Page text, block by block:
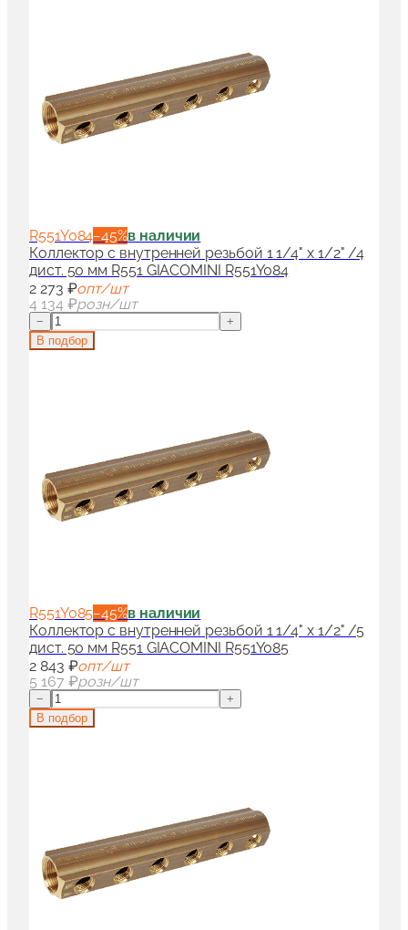
R551Y084−45%в наличии
Коллектор с внутренней резьбой 1 1/4" x 1/2" /4
дист. 50 мм R551 GIACOMINI R551Y084
2 273 ₽опт/шт
4 134 ₽розн/шт
−
+
В подбор
R551Y085−45%в наличии
Коллектор с внутренней резьбой 1 1/4" x 1/2" /5
дист. 50 мм R551 GIACOMINI R551Y085
2 843 ₽опт/шт
5 167 ₽розн/шт
−
+
В подбор